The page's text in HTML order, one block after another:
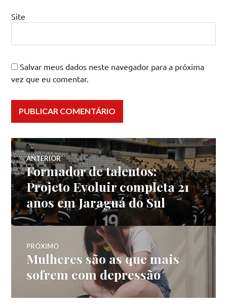
Site
Salvar meus dados neste navegador para a próxima
vez que eu comentar.
Navegação
de
Post
ANTERIOR
Post
anterior:
Formador de talentos:
Projeto Evoluir completa 21
anos em Jaraguá do Sul
PRÓXIMO
Próximo
post:
Mulheres são as que mais
sofrem com depressão